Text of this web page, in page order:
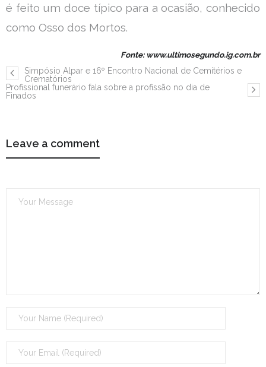
é feito um doce típico para a ocasião, conhecido
como Osso dos Mortos.
Fonte: www.ultimosegundo.ig.com.br
Simpósio Alpar e 16º Encontro Nacional de Cemitérios e
Crematórios
Profissional funerário fala sobre a profissão no dia de
Finados
Leave a comment